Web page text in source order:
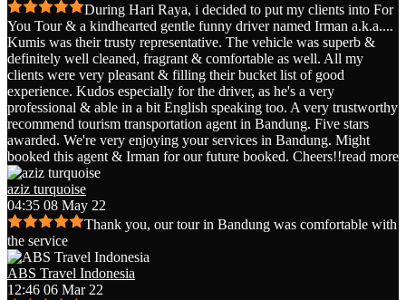
During Hari Raya, i decided to put my clients into For
You Tour & a kindhearted gentle funny driver named Irman a.k.a....
Kumis was their trusty representative. The vehicle was superb &
definitely well cleaned, fragrant & comfortable as well. All my
clients were very pleasant & filling their bucket list of good
experience. Kudos especially for the driver, as he's a very
professional & able in a bit English speaking too. A very trustworthy
recommend tourism transportation agent in Bandung. Five stars
awarded. We're very enjoying your services in Bandung. Might
booked this agent & Irman for our future booked. Cheers!!read more
aziz turquoise
04:35 08 May 22
Thank you, our tour in Bandung was comfortable with
the service
ABS Travel Indonesia
12:46 06 Mar 22